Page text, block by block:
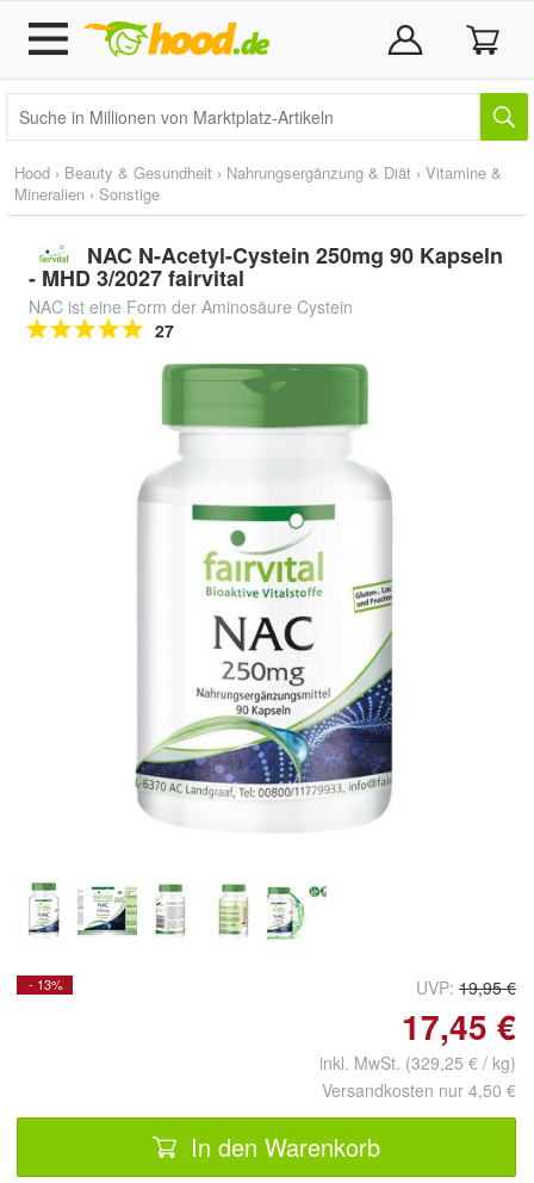
Hood › Beauty & Gesundheit › Nahrungsergänzung & Diät › Vitamine &
Mineralien › Sonstige
NAC N-Acetyl-Cystein 250mg 90 Kapseln
- MHD 3/2027 fairvital
NAC ist eine Form der Aminosäure Cystein
27
Doppelt antippen zum
vergrößern
- 13% UVP: 19,95 €
17,45 €
inkl. MwSt. (329,25 € / kg)
Versandkosten nur 4,50 €
In den Warenkorb